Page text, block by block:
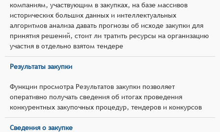
компаниям, участвующим в закупках, на базе массивов
исторических больших данных и интеллектуальных
алгоритмов анализа давать прогнозы об исходе закупки для
принятия решений, стоит ли тратить ресурсы на организацию
участия в отдельно взятом тендере
Результаты закупки
Функции просмотра Результатов закупки позволяет
оперативно получать сведения об итогах проведения
конкурентных закупочных процедур, тендеров и конкурсов
Сведения о закупке